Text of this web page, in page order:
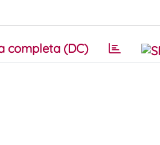
completa (DC)